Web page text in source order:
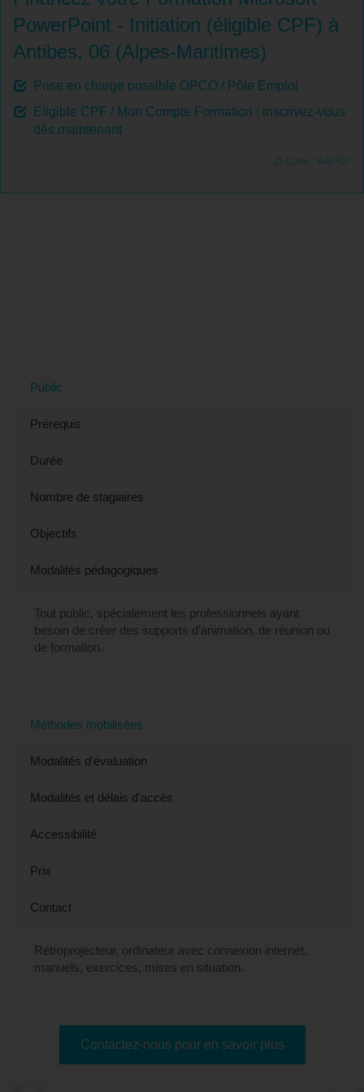
PowerPoint - Initiation (éligible CPF) à
Antibes, 06 (Alpes-Maritimes)
Prise en charge possible OPCO / Pôle Emploi
Eligible CPF / Mon Compte Formation : inscrivez-vous
dès maintenant
D-Code : 648707
Public
Prérequis
Durée
Nombre de stagiaires
Objectifs
Modalités pédagogiques
Tout public, spécialement les professionnels ayant
besoin de créer des supports d’animation, de réunion ou
de formation.
Méthodes mobilisées
Modalités d'évaluation
Modalités et délais d'accès
Accessibilité
Prix
Contact
Rétroprojecteur, ordinateur avec connexion internet,
manuels, exercices, mises en situation.
Contactez-nous pour en savoir plus